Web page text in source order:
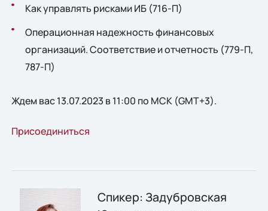
Как управлять рисками ИБ (716-П)
Операционная надежность финансовых
организаций. Соответствие и отчетность (779-П,
787-П)
Ждем вас 13.07.2023 в 11:00 по МСК (GMT+3).
Присоединиться
Спикер: Задубровская